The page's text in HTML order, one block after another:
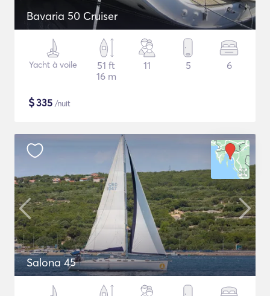
Bavaria 50 Cruiser
Yacht à voile
51 ft
16 m
11 5 6
$335 /nuit
Salona 45